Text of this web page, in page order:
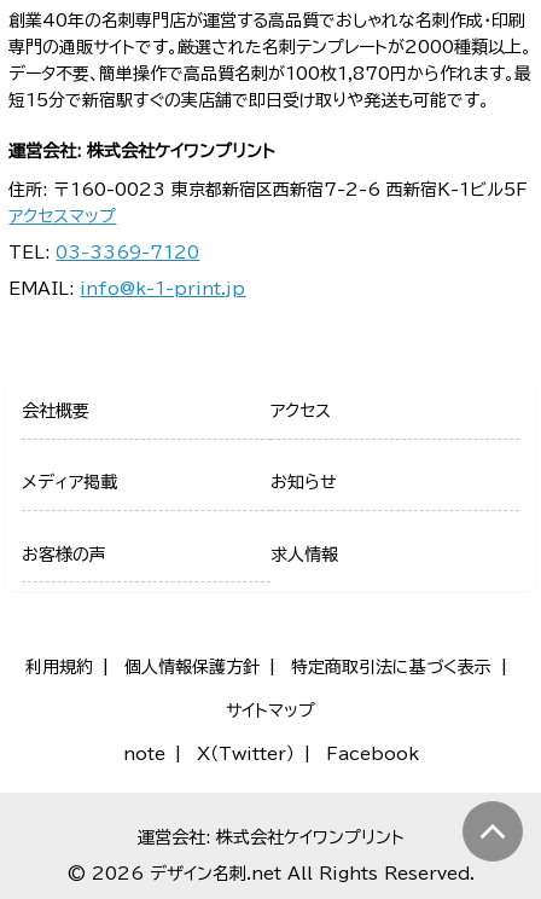
創業40年の名刺専門店が運営する高品質でおしゃれな名刺作成・印刷
専門の通販サイトです。厳選された名刺テンプレートが2000種類以上。
データ不要、簡単操作で高品質名刺が100枚1,870円から作れます。最
短15分で新宿駅すぐの実店舗で即日受け取りや発送も可能です。
運営会社: 株式会社ケイワンプリント
住所: 〒160-0023 東京都新宿区西新宿7-2-6 西新宿K-1ビル5F
アクセスマップ
TEL:03-3369-7120
EMAIL: info@k-1-print.jp
会社概要 アクセス
メディア掲載 お知らせ
お客様の声 求人情報
利用規約 個人情報保護方針 特定商取引法に基づく表示
サイトマップ
note X（Twitter） Facebook
運営会社: 株式会社ケイワンプリント
© 2026 デザイン名刺.net All Rights Reserved.